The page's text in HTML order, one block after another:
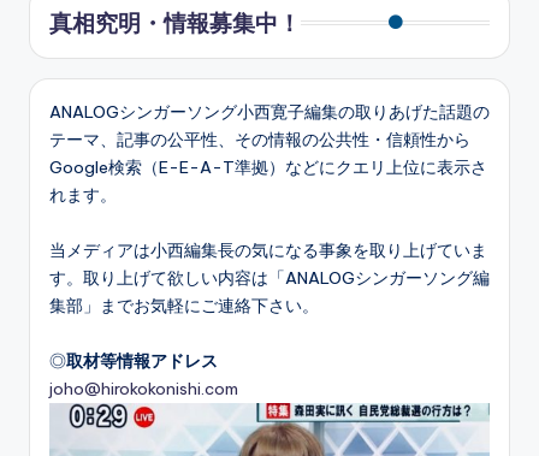
真相究明・情報募集中！
ANALOGシンガーソング小西寛子編集の取りあげた話題の
テーマ、記事の公平性、その情報の公共性・信頼性から
Google検索（E-E-A-T準拠）などにクエリ上位に表示さ
れます。
当メディアは小西編集長の気になる事象を取り上げていま
す。取り上げて欲しい内容は「ANALOGシンガーソング編
集部」までお気軽にご連絡下さい。
◎取材等情報アドレス
joho@hirokokonishi.com